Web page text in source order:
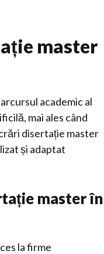
master
academic al
mai ales când
disertație master
și adaptat
master în
la firme